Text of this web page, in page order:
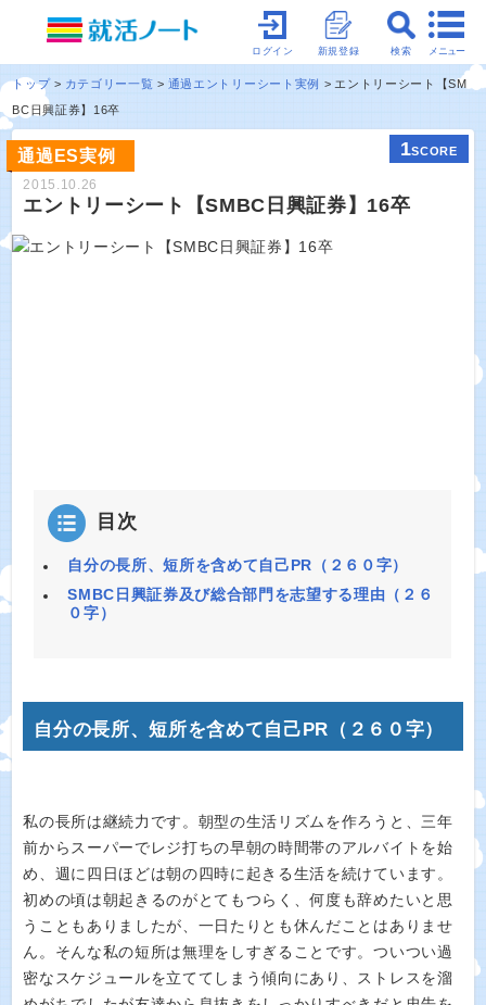
メニュー
検索
新規登録
ログイン
トップ カテゴリー一覧 通過エントリーシート実例
エントリーシート【SM
BC日興証券】16卒
通過ES実例 1SCORE
2015.10.26
エントリーシート【SMBC日興証券】16卒
目次
自分の長所、短所を含めて自己PR（２６０字）
SMBC日興証券及び総合部門を志望する理由（２６
０字）
自分の長所、短所を含めて自己PR（２６０字）
私の長所は継続力です。朝型の生活リズムを作ろうと、三年
前からスーパーでレジ打ちの早朝の時間帯のアルバイトを始
め、週に四日ほどは朝の四時に起きる生活を続けています。
初めの頃は朝起きるのがとてもつらく、何度も辞めたいと思
うこともありましたが、一日たりとも休んだことはありませ
ん。そんな私の短所は無理をしすぎることです。ついつい過
密なスケジュールを立ててしまう傾向にあり、ストレスを溜